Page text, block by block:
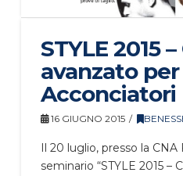
STYLE 2015
avanzato per
Acconciatori
16 GIUGNO 2015
Il 20 luglio, presso la CNA
seminario “STYLE 2015 –